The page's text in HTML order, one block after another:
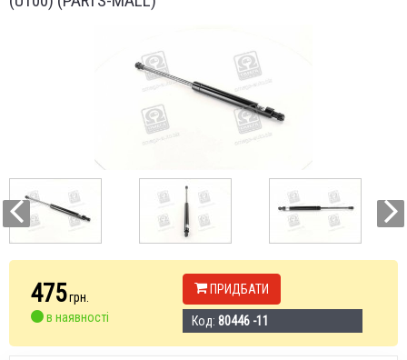
475грн.
в наявності
ПРИДБАТИ
Код: 80446 -11